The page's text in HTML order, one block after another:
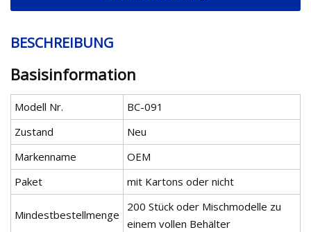
BESCHREIBUNG
Basisinformation
Modell Nr.
BC-091
Zustand
Neu
Markenname
OEM
Paket
mit Kartons oder nicht
Mindestbestellmenge
200 Stück oder Mischmodelle zu
einem vollen Behälter